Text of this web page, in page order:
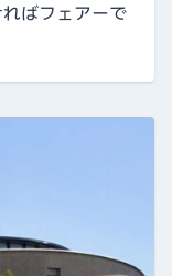
ばフェアーで